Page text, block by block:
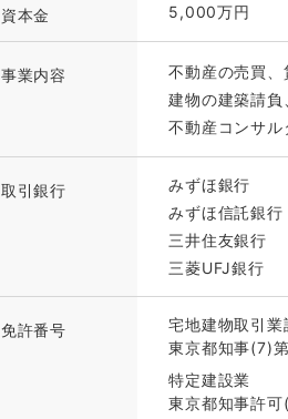
資本金 5,000万円
事業内容
不動産の売買
建物の建築請
不動産コンサル
取引銀行
みずほ銀行
みずほ信託銀行
三井住友銀行
三菱UFJ銀行
免許番号
宅地建物取引業
東京都知事(7)
特定建設業
東京都知事許